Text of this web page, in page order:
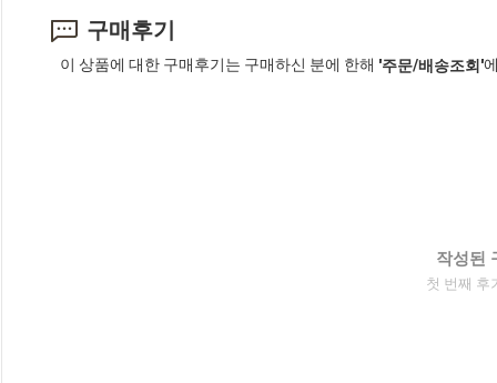
구매후기
이 상품에 대한 구매후기는 구매하신 분에 한해 '주문/배송조회'
작성된
첫 번째 후